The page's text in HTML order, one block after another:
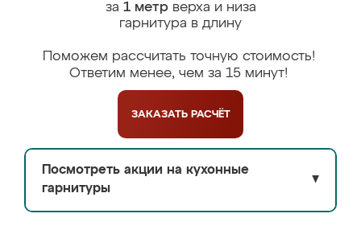
за 1 метрверха и низа
гарнитура в длину
Поможем рассчитать точную стоимость!
Ответим менее, чем за 15 минут!
ЗАКАЗАТЬ РАСЧЁТ
Посмотреть акции на кухонные
гарнитуры
▼